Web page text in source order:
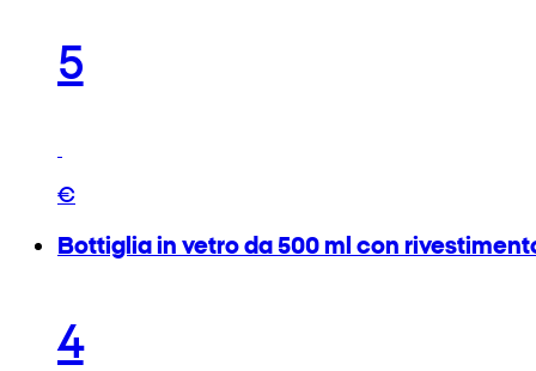
5
€
Bottiglia in vetro da 500 ml con
4